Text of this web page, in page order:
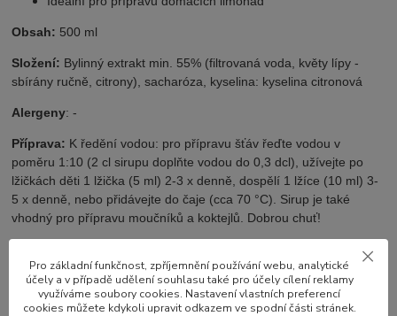
Obsah: 500 ml
Složení: Bylinný extrakt min. 55% (filtrovaná voda, květy lípy -
sbírány ručně, citrony), sacharóza, kyselina: kyselina citronová
Alergeny: -
Příprava: K ředění vodou: pro přípravu šťáv řeďte vodou v
poměru 1:10 (2 cl sirupu doplňte vodou do 0,3 dcl), užívejte po
lžičkách děti 1 lžička (5 ml) 2-3 x denně, dospělí 1 lžíce (10 ml) 3-
5 x denně, nebo přidávejte do čaje (cca 70 °C). Sirup je také
vhodný pro přípravu moučníků a koktejlů. Dobrou chuť!
Po otevření uchovávejte v chladu při teplotě 4-8°C a
spotřebujte během 4 týdnů. Sirup nevystavujte přímému
slunečnímu záření a extrémním teplotám. Usazenina není na
závadu.
Pro základní funkčnost, zpříjemnění používání webu, analytické
účely a v případě udělení souhlasu také pro účely cílení reklamy
využíváme soubory cookies. Nastavení vlastních preferencí
cookies můžete kdykoli upravit odkazem ve spodní části stránek.